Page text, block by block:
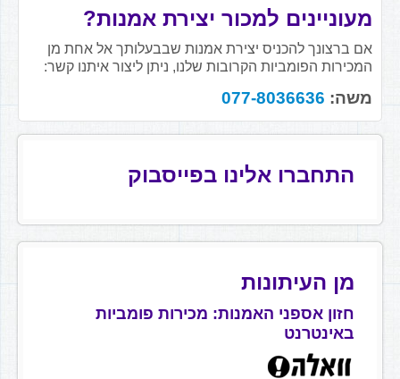
מעוניינים למכור יצירת אמנות?
אם ברצונך להכניס יצירת אמנות שבבעלותך אל אחת מן
המכירות הפומביות הקרובות שלנו, ניתן ליצור איתנו קשר:
משה: 077-8036636
התחברו אלינו בפייסבוק
מן העיתונות
חזון אספני האמנות: מכירות פומביות
באינטרנט